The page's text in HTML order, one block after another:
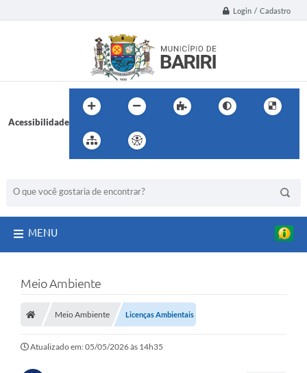
Login / Cadastro
Acessibilidade
MENU
Meio Ambiente
Meio Ambiente Licenças Ambientais
Atualizado em: 05/05/2026 às 14h35